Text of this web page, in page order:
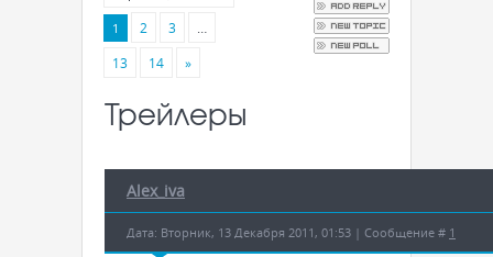
1 2 3
13
14 »
Трейлеры
Alex_iva
Дата: Вторник, 13 Декабря 2011, 01:53 | Сообщение # 1